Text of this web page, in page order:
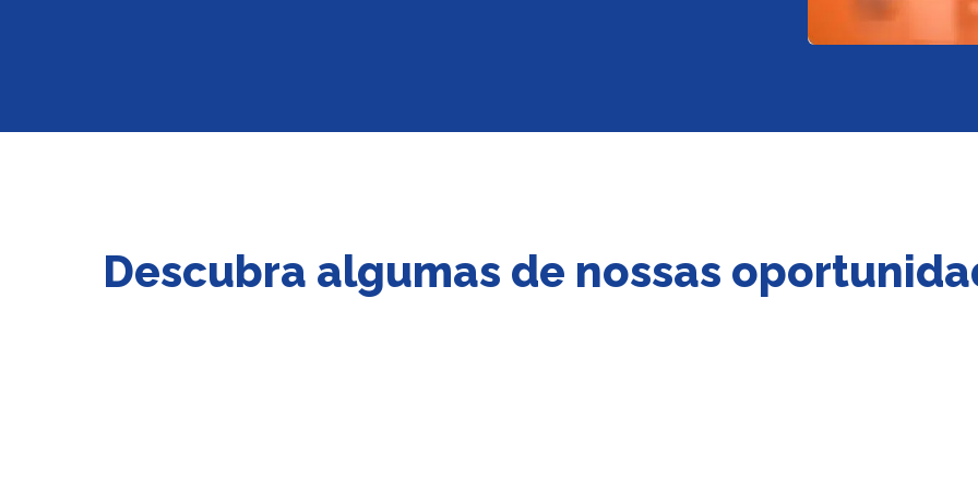
Descubra algumas de nossas